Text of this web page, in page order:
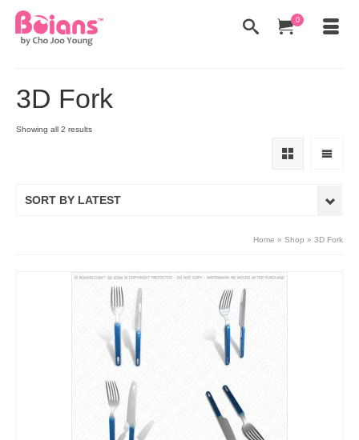
0
3D Fork
Showing all 2 results
SORT BY LATEST
Home » Shop » 3D Fork